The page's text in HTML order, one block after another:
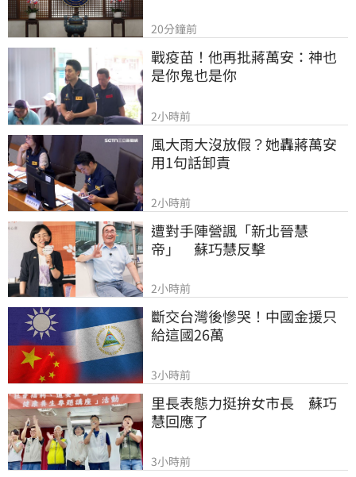
20分鐘前
戰疫苗！他再批蔣萬安：神也
是你鬼也是你
2小時前
風大雨大沒放假？她轟蔣萬安
用1句話卸責
2小時前
遭對手陣營諷「新北晉慧
帝」　蘇巧慧反擊
2小時前
斷交台灣後慘哭！中國金援只
給這國26萬
3小時前
里長表態力挺拚女市長　蘇巧
慧回應了
3小時前